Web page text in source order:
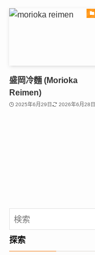
盛岡冷麵 (Morioka
Reimen)
2025年6月29日 2026年6月28日
探索